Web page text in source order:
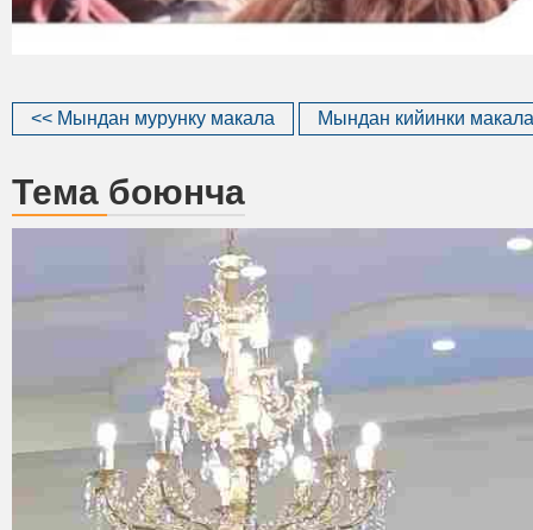
<< Мындан мурунку макала Мындан кийинки
Тема боюнча